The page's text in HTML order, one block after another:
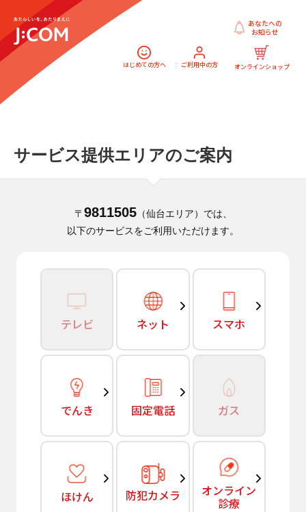
はじめての方へ ご利用中の方 オンラインショップ
あなたへの
お知らせ
サービス提供エリアのご案内
〒 9811505（仙台エリア）では、
以下のサービスをご利用いただけます。
テレビ ネット スマホ
でんき 固定電話 ガス
ほけん 防犯カメラ オンライン
診療